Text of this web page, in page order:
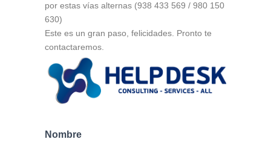
por estas vías alternas (938 433 569 / 980 150
630)
Este es un gran paso, felicidades. Pronto te
contactaremos.
Nombre